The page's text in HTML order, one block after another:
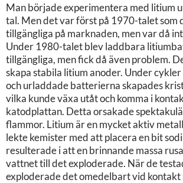
Man började experimentera med litium
tal. Men det var först på 1970-talet som
tillgängliga på marknaden, men var då
Under 1980-talet blev laddbara
tillgängliga, men fick då även problem.
skapa stabila litium anoder. Under
och urladdade batterierna skapades
vilka kunde växa utåt och komma i
katodplattan. Detta orsakade
flammor. Litium är en mycket aktiv
lekte kemister med att placera en bit
resulterade i att en brinnande massa
vattnet till det exploderade. När de
exploderade det omedelbart vid